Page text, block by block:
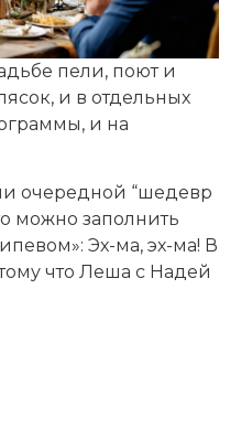
пели, поют и
и в отдельных
и на
очередной “шедевр
можно заполнить
Эх-ма, эх-ма! В
что Леша с Надей